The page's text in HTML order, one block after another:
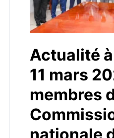
Actualité
11 mars
membres